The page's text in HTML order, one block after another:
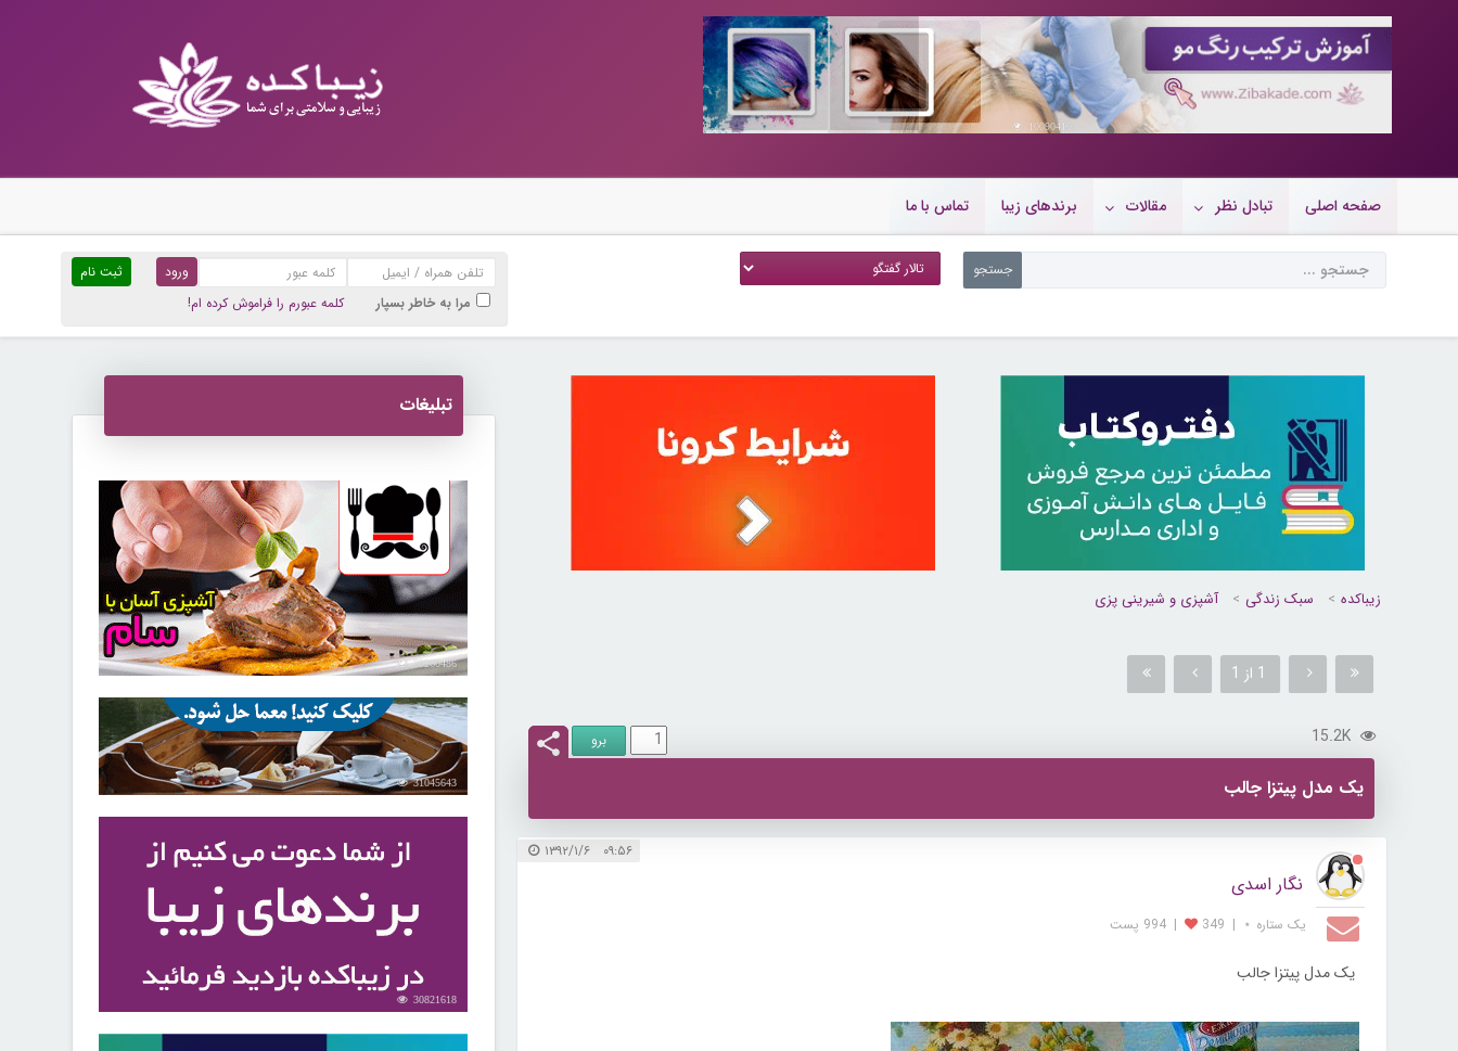
10090419
صفحه اصلی تبادل نظر مقالات برندهای زیبا تماس با ما
ثبت نام
مرا به خاطر بسپار
کلمه عبورم را فراموش کرده ام!
زیباکده سبک زندگی آشپزی و شیرینی پزی
1 از 1
15.2K
یک مدل پیتزا جالب
۰۹:۵۶ ۱۳۹۲/۱/۶
نگار اسدی
یک ستاره ⋆ |
349
| 994 پست
یک مدل پیتزا جالب
تبلیغات
30260486
31045643
30821618